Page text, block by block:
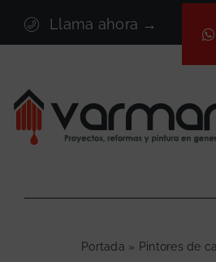
contenido
Llama ahora →
Sectores
ProyectosPortada » Pintores de